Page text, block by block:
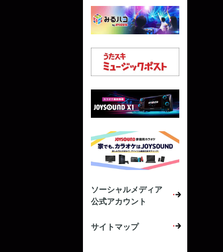
ソーシャルメディア
公式アカウント
サイトマップ